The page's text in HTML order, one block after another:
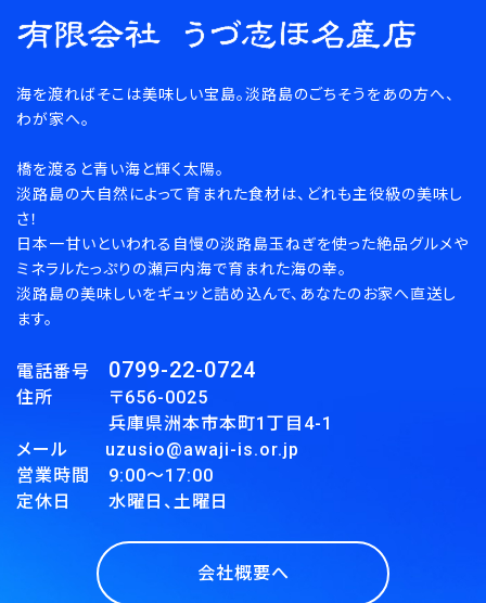
カテゴリー
検索する
海を渡ればそこは美味しい宝島。淡路島のごちそうをあの方へ、
わが家へ。
橋を渡ると青い海と輝く太陽。
淡路島の大自然によって育まれた食材は、どれも主役級の美味し
さ！
日本一甘いといわれる自慢の淡路島玉ねぎを使った絶品グルメや
ミネラルたっぷりの瀬戸内海で育まれた海の幸。
淡路島の美味しいをギュッと詰め込んで、あなたのお家へ直送し
ます。
電話番号 0799-22-0724
住所 〒656-0025
兵庫県洲本市本町1丁目4-1
メール uzusio@awaji-is.or.jp
営業時間 9:00～17:00
定休日 水曜日、土曜日
会社概要へ